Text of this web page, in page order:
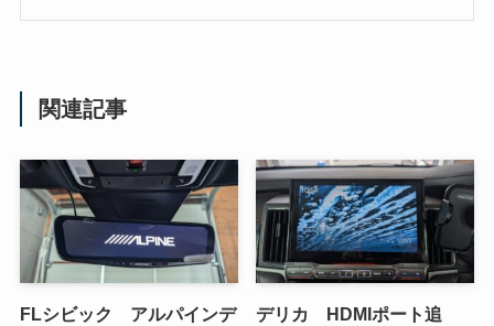
関連記事
FLシビック アルパインデ
デリカ HDMIポート追